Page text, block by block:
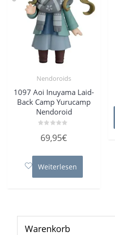
Nendoroids
1097 Aoi Inuyama Laid-
Back Camp Yurucamp
Nendoroid
mit
5
69,95€
Weiterlesen
Warenkorb